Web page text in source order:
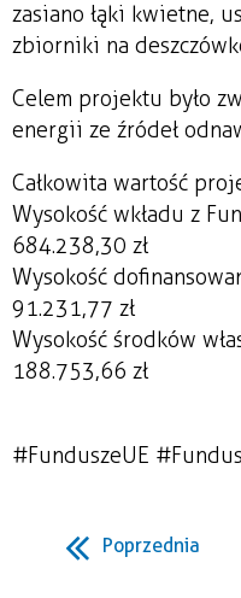
zasiano łąki kwietne,
zbiorniki na
Celem projektu było
energii ze źródeł
Całkowita wartość
Wysokość wkładu z
684.238,30 zł
Wysokość
91.231,77 zł
Wysokość środków
188.753,66 zł
#FunduszeUE
Poprzednia